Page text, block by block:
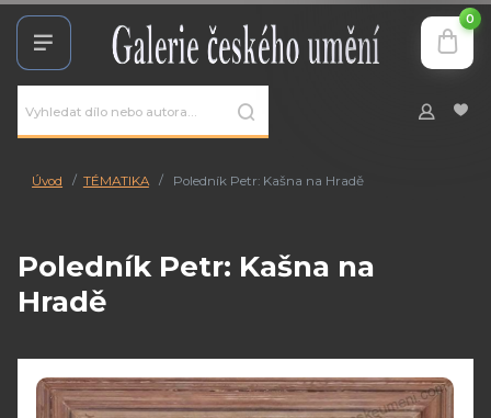
0
Úvod TÉMATIKA Poledník Petr: Kašna na Hradě
Poledník Petr: Kašna na
Hradě